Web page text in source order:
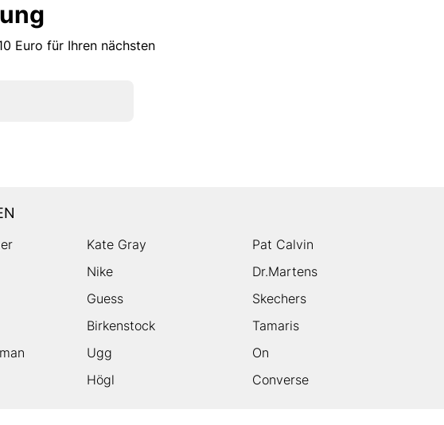
Euro für Ihren nächsten
Kate Gray
Pat Calvin
Nike
Dr.Martens
Guess
Skechers
Birkenstock
Tamaris
Ugg
On
Högl Converse